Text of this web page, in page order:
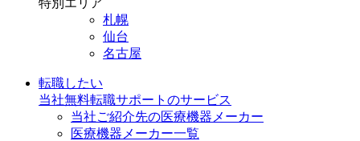
特別エリア
札幌
仙台
名古屋
転職したい
当社無料転職サポートのサービス
当社ご紹介先の医療機器メーカー
医療機器メーカー一覧